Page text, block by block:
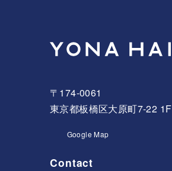
〒174-0061
東京都板橋区大原町7-22 1F
Google Map
Contact